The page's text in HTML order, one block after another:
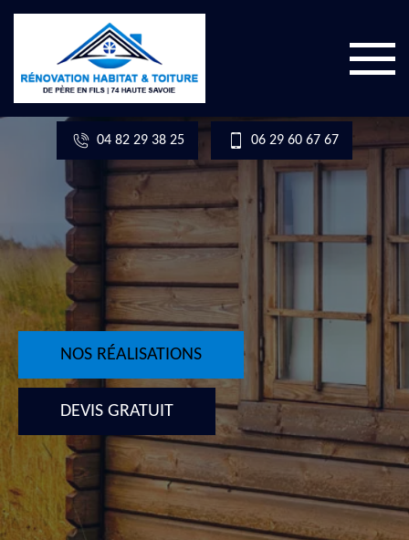
04 82 29 38 25 06 29 60 67 67
NOS RÉALISATIONS
DEVIS GRATUIT